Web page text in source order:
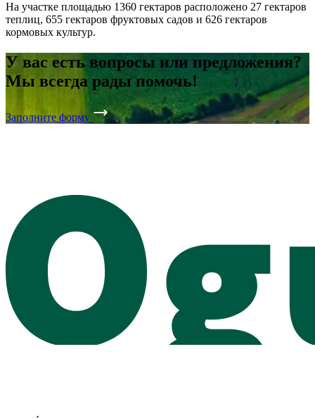
На участке площадью 1360 гектаров расположено 27 гектаров
теплиц, 655 гектаров фруктовых садов и 626 гектаров
кормовых культур.
У вас есть вопросы или предложения?
Мы всегда рады помочь!
Заполните форму